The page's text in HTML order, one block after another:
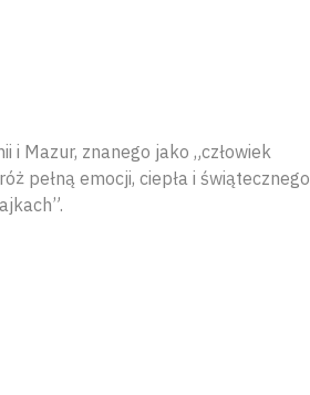
Mazur, znanego jako „człowiek
pełną emocji, ciepła i świątecznego